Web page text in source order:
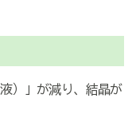
）」が減り、結晶が